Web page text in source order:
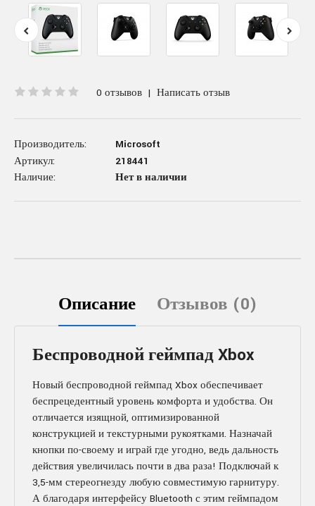
0 отзывов | Написать отзыв
Производитель:
Microsoft
Артикул:
218441
Наличие:
Нет в наличии
Описание Отзывов (0)
Беспроводной геймпад Xbox
Новый беспроводной геймпад Xbox обеспечивает
беспрецедентный уровень комфорта и удобства. Он
отличается изящной, оптимизированной
конструкцией и текстурными рукоятками. Назначай
кнопки по-своему и играй где угодно, ведь дальность
действия увеличилась почти в два раза! Подключай к
3,5-мм стереогнезду любую совместимую гарнитуру.
А благодаря интерфейсу Bluetooth с этим геймпадом